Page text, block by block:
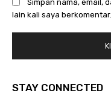
Simpan nama, email,
lain kali saya berkomentar.
STAY CONNECTED